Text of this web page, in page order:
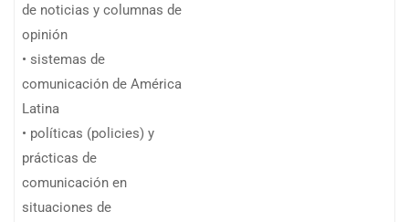
de noticias y columnas de
opinión
• sistemas de
comunicación de América
Latina
• políticas (policies) y
prácticas de
comunicación en
situaciones de